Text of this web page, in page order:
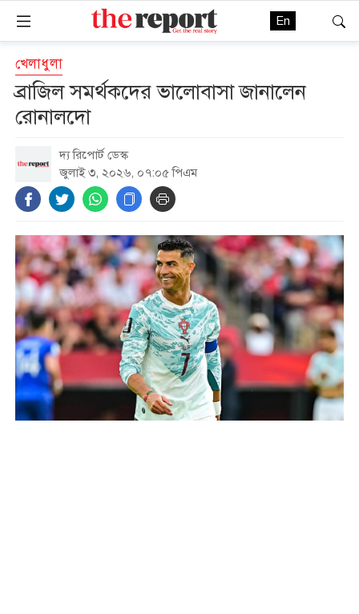
En
খেলাধুলা
ব্রাজিল সমর্থকদের ভালোবাসা জানালেন
রোনালদো
দ্য রিপোর্ট ডেস্ক
জুলাই ৩, ২০২৬, ০৭:০৫ পিএম